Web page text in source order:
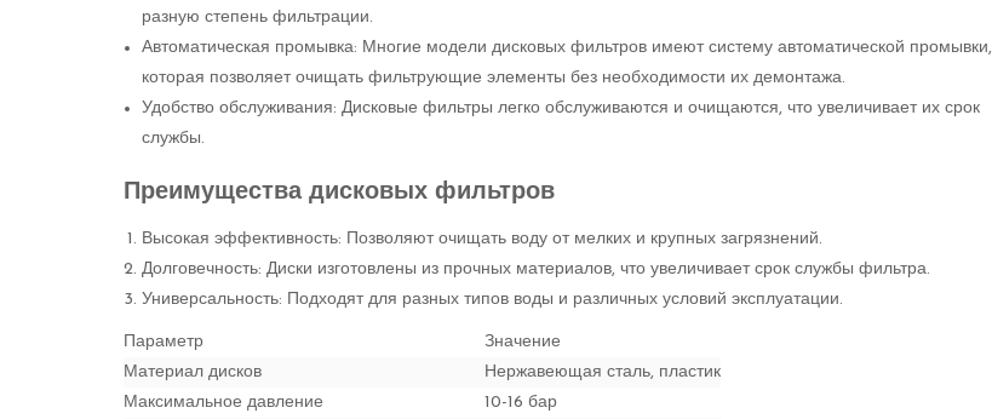
разную степень фильтрации.
Автоматическая промывка: Многие модели дисковых фильтров имеют систему автоматической промывки,
которая позволяет очищать фильтрующие элементы без необходимости их демонтажа.
Удобство обслуживания: Дисковые фильтры легко обслуживаются и очищаются, что увеличивает их срок
службы.
Преимущества дисковых фильтров
Высокая эффективность: Позволяют очищать воду от мелких и крупных загрязнений.
Долговечность: Диски изготовлены из прочных материалов, что увеличивает срок службы фильтра.
Универсальность: Подходят для разных типов воды и различных условий эксплуатации.
Параметр
Значение
Материал дисков
Нержавеющая сталь, пластик
Максимальное давление
10-16 бар